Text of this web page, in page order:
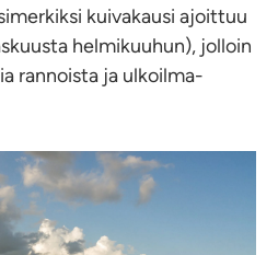
kuivakausi ajoittuu
helmikuuhun), jolloin
rannoista ja ulkoilma-